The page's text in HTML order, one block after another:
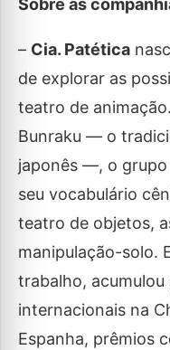
Sobre as
– Cia. Patética
de explorar as
teatro de
Bunraku — o
japonês —, o
seu vocabulário
teatro de objetos,
manipulação-solo.
trabalho,
internacionais na
Espanha, prêmios